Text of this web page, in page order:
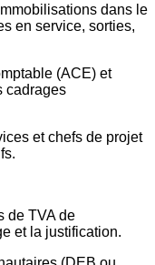
dans le
en service, sorties,
(ACE) et
cadrages
et chefs de projet
de TVA de
et la justification.